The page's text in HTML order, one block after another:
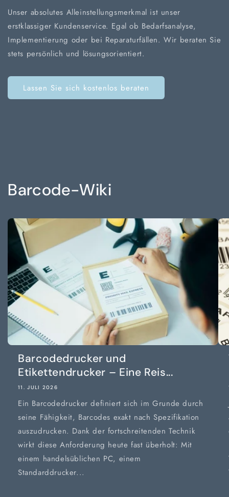
Unser absolutes Alleinstellungsmerkmal ist unser
erstklassiger Kundenservice. Egal ob Bedarfsanalyse,
Implementierung oder bei Reparaturfällen. Wir beraten Sie
stets persönlich und lösungsorientiert.
Lassen Sie sich kostenlos beraten
Barcode-Wiki
Barcodedrucker und
Etikettendrucker – Eine Reis...
11. JULI 2026
Ein Barcodedrucker definiert sich im Grunde durch
seine Fähigkeit, Barcodes exakt nach Spezifikation
auszudrucken. Dank der fortschreitenden Technik
wirkt diese Anforderung heute fast überholt: Mit
einem handelsüblichen PC, einem
Standarddrucker...